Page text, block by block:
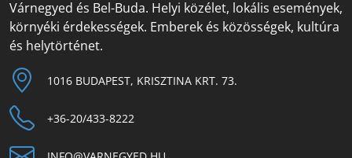
Várnegyed és Bel-Buda. Helyi közélet, lokális események,
környéki érdekességek. Emberek és közösségek, kultúra
és helytörténet.
1016 BUDAPEST, KRISZTINA KRT. 73.
+36-20/433-8222